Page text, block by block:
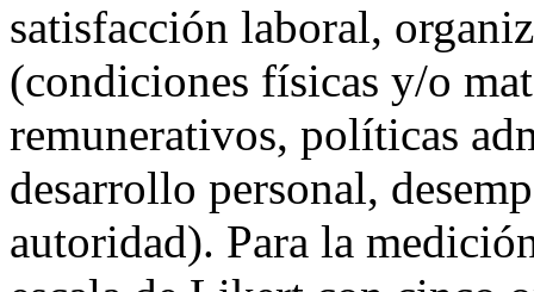
satisfacción laboral,
(condiciones físicas y/o
remunerativos, políticas
desarrollo personal,
autoridad). Para la